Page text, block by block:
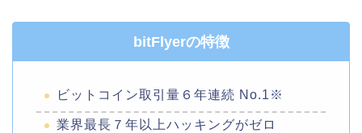
bitFlyerの特徴
ビットコイン取引量６年連続 No.1※
業界最長７年以上ハッキングがゼロ